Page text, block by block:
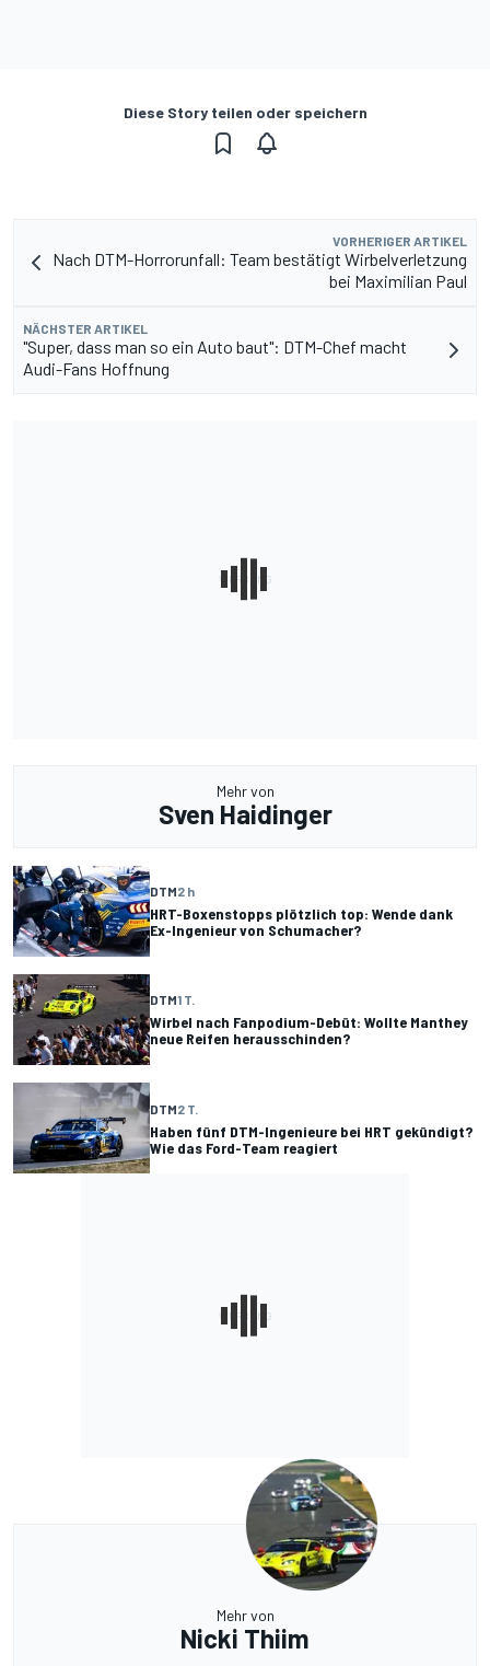
Diese Story teilen oder speichern
VORHERIGER ARTIKEL
Nach DTM-Horrorunfall: Team bestätigt Wirbelverletzung
bei Maximilian Paul
NÄCHSTER ARTIKEL
"Super, dass man so ein Auto baut": DTM-Chef macht
Audi-Fans Hoffnung
Mehr von
Sven Haidinger
DTM2 h
HRT-Boxenstopps plötzlich top: Wende dank
Ex-Ingenieur von Schumacher?
DTM1 T.
Wirbel nach Fanpodium-Debüt: Wollte Manthey
neue Reifen herausschinden?
DTM2 T.
Haben fünf DTM-Ingenieure bei HRT gekündigt?
Wie das Ford-Team reagiert
Mehr von
Nicki Thiim